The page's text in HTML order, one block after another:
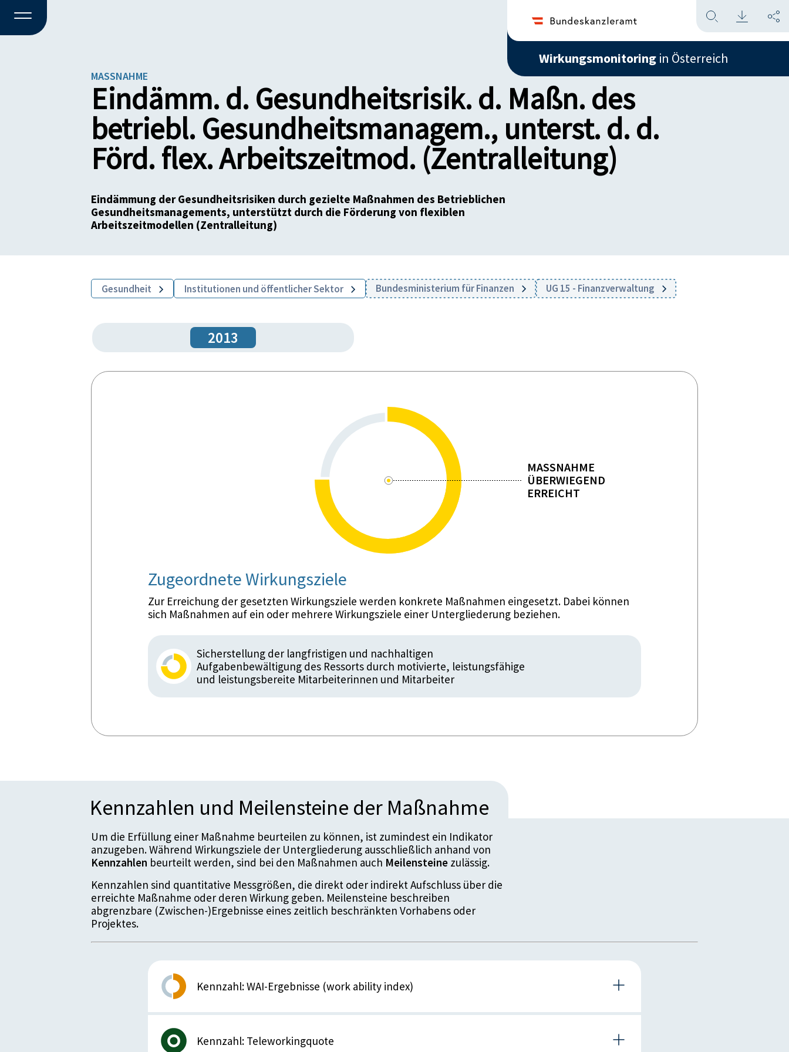
Wirkungsmonitoring in Österreich
MASSNAHME
Eindämm. d. Gesundheitsrisik. d. Maßn. des
betriebl. Gesundheitsmanagem., unterst. d. d.
Förd. flex. Arbeitszeitmod. (Zentralleitung)
Eindämmung der Gesundheitsrisiken durch gezielte Maßnahmen des Betrieblichen
Gesundheitsmanagements, unterstützt durch die Förderung von flexiblen
Arbeitszeitmodellen (Zentralleitung)
Gesundheit Institutionen und öffentlicher Sektor Bundesministerium für Finanzen UG 15 - Finanzverwaltung
2013
MASSNAHME
ÜBERWIEGEND
ERREICHT
Zugeordnete Wirkungsziele
Zur Erreichung der gesetzten Wirkungsziele werden konkrete Maßnahmen eingesetzt. Dabei können
sich Maßnahmen auf ein oder mehrere Wirkungsziele einer Untergliederung beziehen.
Sicherstellung der langfristigen und nachhaltigen
Aufgabenbewältigung des Ressorts durch motivierte, leistungsfähige
und leistungsbereite Mitarbeiterinnen und Mitarbeiter
Kennzahlen und Meilensteine der Maßnahme
Um die Erfüllung einer Maßnahme beurteilen zu können, ist zumindest ein Indikator
anzugeben. Während Wirkungsziele der Untergliederung ausschließlich anhand von
Kennzahlen beurteilt werden, sind bei den Maßnahmen auch Meilensteine zulässig.
Kennzahlen sind quantitative Messgrößen, die direkt oder indirekt Aufschluss über die
erreichte Maßnahme oder deren Wirkung geben. Meilensteine beschreiben
abgrenzbare (Zwischen-)Ergebnisse eines zeitlich beschränkten Vorhabens oder
Projektes.
Kennzahl: WAI-Ergebnisse (work ability index)
Details zur Kennzahl
Kennzahl: Teleworkingquote